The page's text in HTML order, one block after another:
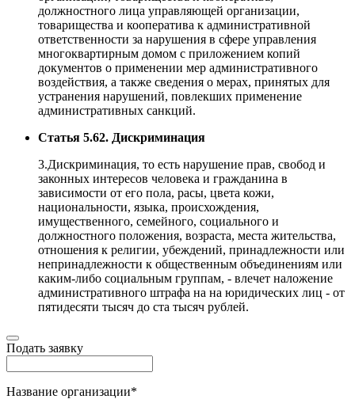
должностного лица управляющей организации,
товарищества и кооператива к административной
ответственности за нарушения в сфере управления
многоквартирным домом с приложением копий
документов о применении мер административного
воздействия, а также сведения о мерах, принятых для
устранения нарушений, повлекших применение
административных санкций.
Статья 5.62. Дискриминация
3.Дискриминация, то есть нарушение прав, свобод и
законных интересов человека и гражданина в
зависимости от его пола, расы, цвета кожи,
национальности, языка, происхождения,
имущественного, семейного, социального и
должностного положения, возраста, места жительства,
отношения к религии, убеждений, принадлежности или
непринадлежности к общественным объединениям или
каким-либо социальным группам, - влечет наложение
административного штрафа на на юридических лиц - от
пятидесяти тысяч до ста тысяч рублей.
Подать заявку
Название организации*